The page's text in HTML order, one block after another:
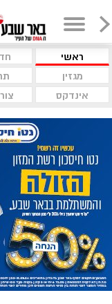
ראשי
מגזין
אינדקס